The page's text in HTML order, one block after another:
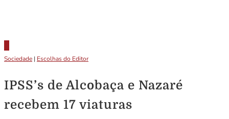
Sociedade | Escolhas do Editor
IPSS’s de Alcobaça e Nazaré
recebem 17 viaturas